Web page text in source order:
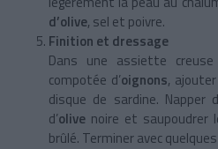
d’olive, sel et poivre.
Finition et dressage
Dans une assiette
compotée d’oignons,
disque de sardine. Napper
d’olive noire et saupoudrer
brûlé. Terminer avec